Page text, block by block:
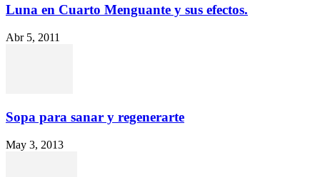
Luna en Cuarto Menguante y sus efectos.
Abr 5, 2011
Sopa para sanar y regenerarte
May 3, 2013